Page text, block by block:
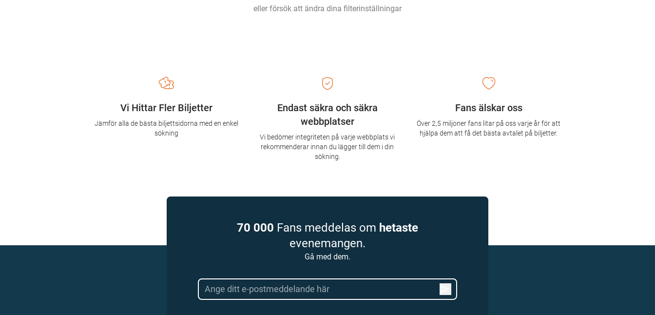
eller försök att ändra dina filterinställningar
Endast säkra och säkra
webbplatser
Vi bedömer integriteten på varje webbplats vi
rekommenderar innan du lägger till dem i din
sökning.
Vi Hittar Fler Biljetter
Jämför alla de bästa biljettsidorna med en enkel
sökning
Fans älskar oss
Över 2,5 miljoner fans litar på oss varje år för att
hjälpa dem att få det bästa avtalet på biljetter.
70 000 Fans meddelas om hetaste
evenemangen.
Gå med dem.